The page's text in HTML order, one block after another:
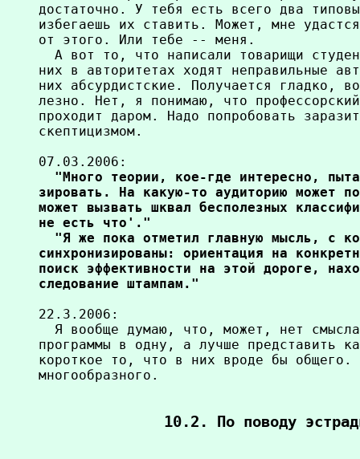
достаточно. У тебя есть всего два
избегаешь их ставить. Может, мне
от этого. Или тебе -- меня.
А вот то, что написали товарищи
них в авторитетах ходят неправильные
них абсурдистские. Получается гладко,
лезно. Нет, я понимаю, что
проходит даром. Надо попробовать
скептицизмом.
07.03.2006:
"Много теории, кое-где интересно,
зировать. На какую-то аудиторию может
может вызвать шквал бесполезных
не есть что'."
"Я же пока отметил главную мысль, с
синхронизированы: ориентация на
поиск эффективности на этой дороге,
следование штампам."
22.3.2006:
Я вообще думаю, что, может, нет
программы в одну, а лучше представить
короткое то, что в них вроде бы общего.
многообразного.
10.2. По поводу